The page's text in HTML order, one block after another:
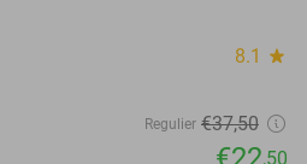
8.1 star
Regulier €37,50
,50